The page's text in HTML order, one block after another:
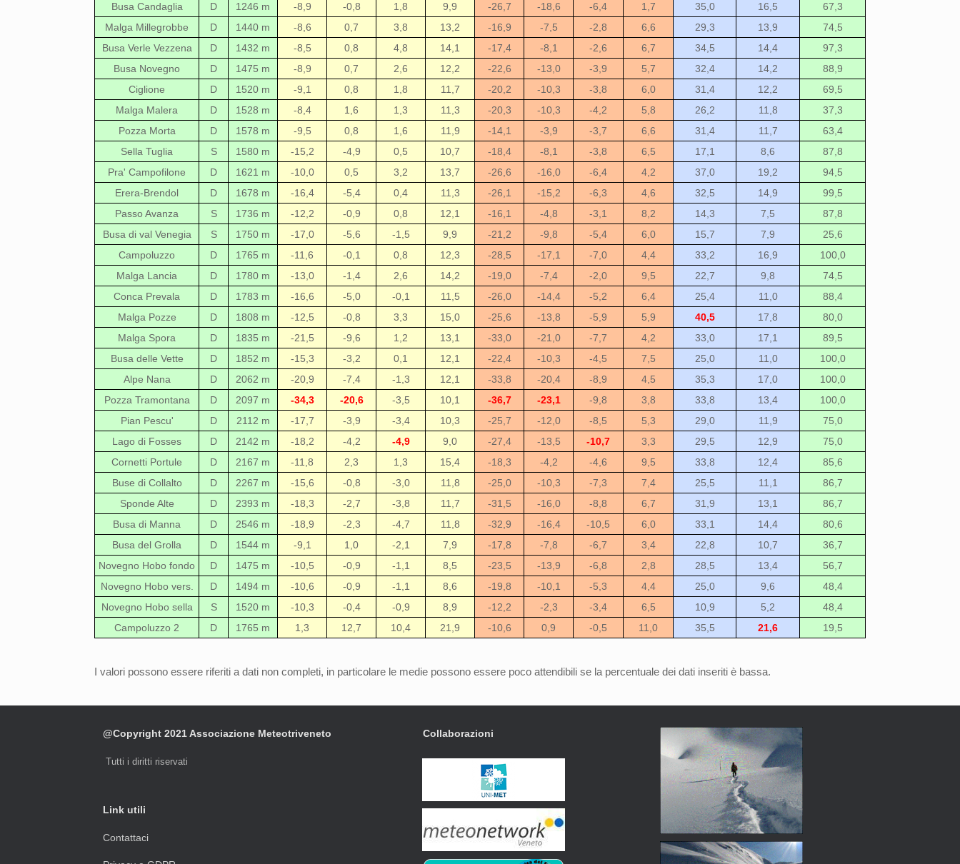
Busa Candaglia
D 1246 m -8,9 -0,8 1,8 9,9 -26,7 -18,6 -6,4 1,7 35,0 16,5
67,3
Malga Millegrobbe
D 1440 m -8,6 0,7 3,8 13,2 -16,9 -7,5 -2,8 6,6 29,3 13,9
74,5
Busa Verle Vezzena
D 1432 m -8,5 0,8 4,8 14,1 -17,4 -8,1 -2,6 6,7 34,5 14,4
97,3
Busa Novegno
D 1475 m -8,9 0,7 2,6 12,2 -22,6 -13,0 -3,9 5,7 32,4 14,2
88,9
Ciglione
D 1520 m -9,1 0,8 1,8 11,7 -20,2 -10,3 -3,8 6,0 31,4 12,2
69,5
Malga Malera
D 1528 m -8,4 1,6 1,3 11,3 -20,3 -10,3 -4,2 5,8 26,2 11,8
37,3
Pozza Morta
D 1578 m -9,5 0,8 1,6 11,9 -14,1 -3,9 -3,7 6,6 31,4 11,7
63,4
Sella Tuglia
S 1580 m -15,2 -4,9 0,5 10,7 -18,4 -8,1 -3,8 6,5 17,1 8,6
87,8
Pra' Campofilone
D 1621 m -10,0 0,5 3,2 13,7 -26,6 -16,0 -6,4 4,2 37,0 19,2
94,5
Erera-Brendol
D 1678 m -16,4 -5,4 0,4 11,3 -26,1 -15,2 -6,3 4,6 32,5 14,9
99,5
Passo Avanza
S 1736 m -12,2 -0,9 0,8 12,1 -16,1 -4,8 -3,1 8,2 14,3 7,5
87,8
Busa di val Venegia
S 1750 m -17,0 -5,6 -1,5 9,9 -21,2 -9,8 -5,4 6,0 15,7 7,9
25,6
Campoluzzo
D 1765 m -11,6 -0,1 0,8 12,3 -28,5 -17,1 -7,0 4,4 33,2 16,9
100,0
Malga Lancia
D 1780 m -13,0 -1,4 2,6 14,2 -19,0 -7,4 -2,0 9,5 22,7 9,8
74,5
Conca Prevala
D 1783 m -16,6 -5,0 -0,1 11,5 -26,0 -14,4 -5,2 6,4 25,4 11,0
88,4
Malga Pozze
D 1808 m -12,5 -0,8 3,3 15,0 -25,6 -13,8 -5,9 5,9 40,5 17,8
80,0
Malga Spora
D 1835 m -21,5 -9,6 1,2 13,1 -33,0 -21,0 -7,7 4,2 33,0 17,1
89,5
Busa delle Vette
D 1852 m -15,3 -3,2 0,1 12,1 -22,4 -10,3 -4,5 7,5 25,0 11,0
100,0
Alpe Nana
D 2062 m -20,9 -7,4 -1,3 12,1 -33,8 -20,4 -8,9 4,5 35,3 17,0
100,0
Pozza Tramontana
D 2097 m -34,3 -20,6 -3,5 10,1 -36,7 -23,1 -9,8 3,8 33,8 13,4
100,0
Pian Pescu'
D 2112 m -17,7 -3,9 -3,4 10,3 -25,7 -12,0 -8,5 5,3 29,0 11,9
75,0
Lago di Fosses
D 2142 m -18,2 -4,2 -4,9 9,0 -27,4 -13,5 -10,7 3,3 29,5 12,9
75,0
Cornetti Portule
D 2167 m -11,8 2,3 1,3 15,4 -18,3 -4,2 -4,6 9,5 33,8 12,4
85,6
Buse di Collalto
D 2267 m -15,6 -0,8 -3,0 11,8 -25,0 -10,3 -7,3 7,4 25,5 11,1
86,7
Sponde Alte
D 2393 m -18,3 -2,7 -3,8 11,7 -31,5 -16,0 -8,8 6,7 31,9 13,1
86,7
Busa di Manna
D 2546 m -18,9 -2,3 -4,7 11,8 -32,9 -16,4 -10,5 6,0 33,1 14,4
80,6
Busa del Grolla
D 1544 m -9,1 1,0 -2,1 7,9 -17,8 -7,8 -6,7 3,4 22,8 10,7
36,7
Novegno Hobo fondo
D 1475 m -10,5 -0,9 -1,1 8,5 -23,5 -13,9 -6,8 2,8 28,5 13,4
56,7
Novegno Hobo vers.
D 1494 m -10,6 -0,9 -1,1 8,6 -19,8 -10,1 -5,3 4,4 25,0 9,6
48,4
Novegno Hobo sella
S 1520 m -10,3 -0,4 -0,9 8,9 -12,2 -2,3 -3,4 6,5 10,9 5,2
48,4
Campoluzzo 2
D 1765 m 1,3 12,7 10,4 21,9 -10,6 0,9 -0,5 11,0 35,5 21,6 19,5
I valori possono essere riferiti a dati non completi, in particolare le medie possono essere poco attendibili se la percentuale dei dati inseriti è bassa.
@Copyright 2021 Associazione Meteotriveneto
Tutti i diritti riservati
Link utili
Contattaci
Collaborazioni